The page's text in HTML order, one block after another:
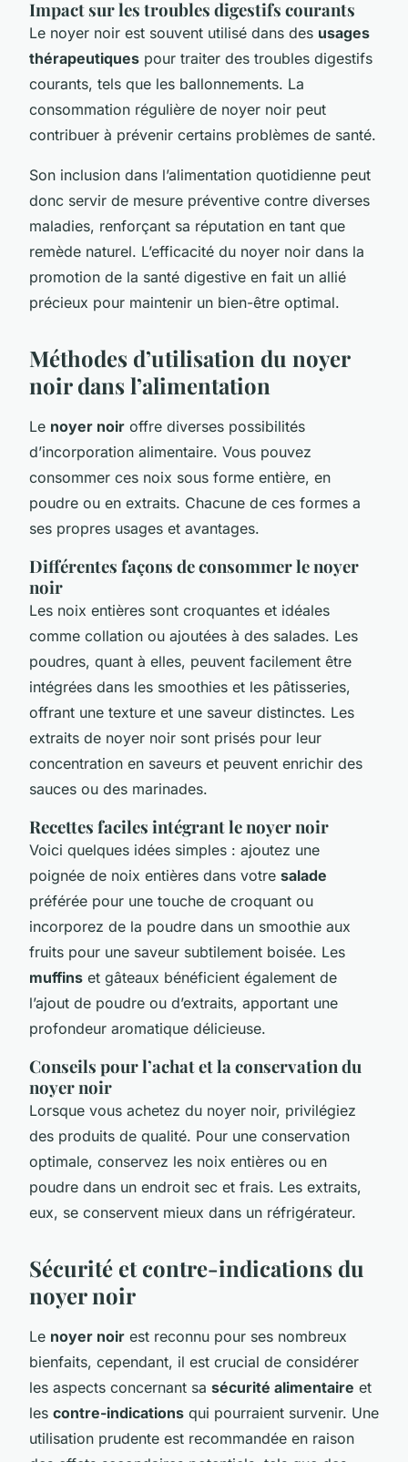
Impact sur les troubles digestifs courants
Le noyer noir est souvent utilisé dans des usages
thérapeutiques pour traiter des troubles digestifs
courants, tels que les ballonnements. La
consommation régulière de noyer noir peut
contribuer à prévenir certains problèmes de santé.
Son inclusion dans l’alimentation quotidienne peut
donc servir de mesure préventive contre diverses
maladies, renforçant sa réputation en tant que
remède naturel. L’efficacité du noyer noir dans la
promotion de la santé digestive en fait un allié
précieux pour maintenir un bien-être optimal.
Méthodes d’utilisation du noyer
noir dans l’alimentation
Le noyer noir offre diverses possibilités
d’incorporation alimentaire. Vous pouvez
consommer ces noix sous forme entière, en
poudre ou en extraits. Chacune de ces formes a
ses propres usages et avantages.
Différentes façons de consommer le noyer
noir
Les noix entières sont croquantes et idéales
comme collation ou ajoutées à des salades. Les
poudres, quant à elles, peuvent facilement être
intégrées dans les smoothies et les pâtisseries,
offrant une texture et une saveur distinctes. Les
extraits de noyer noir sont prisés pour leur
concentration en saveurs et peuvent enrichir des
sauces ou des marinades.
Recettes faciles intégrant le noyer noir
Voici quelques idées simples : ajoutez une
poignée de noix entières dans votre salade
préférée pour une touche de croquant ou
incorporez de la poudre dans un smoothie aux
fruits pour une saveur subtilement boisée. Les
muffins et gâteaux bénéficient également de
l’ajout de poudre ou d’extraits, apportant une
profondeur aromatique délicieuse.
Conseils pour l’achat et la conservation du
noyer noir
Lorsque vous achetez du noyer noir, privilégiez
des produits de qualité. Pour une conservation
optimale, conservez les noix entières ou en
poudre dans un endroit sec et frais. Les extraits,
eux, se conservent mieux dans un réfrigérateur.
Sécurité et contre-indications du
noyer noir
Le noyer noir est reconnu pour ses nombreux
bienfaits, cependant, il est crucial de considérer
les aspects concernant sa sécurité alimentaire et
les contre-indications qui pourraient survenir. Une
utilisation prudente est recommandée en raison